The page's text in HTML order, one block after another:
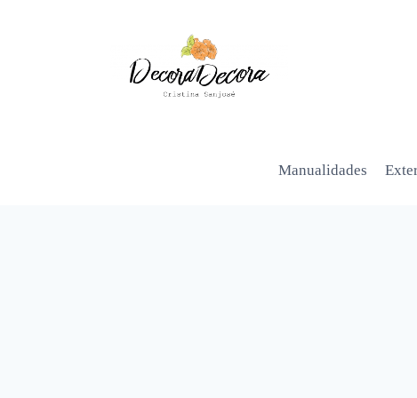
Manualidades